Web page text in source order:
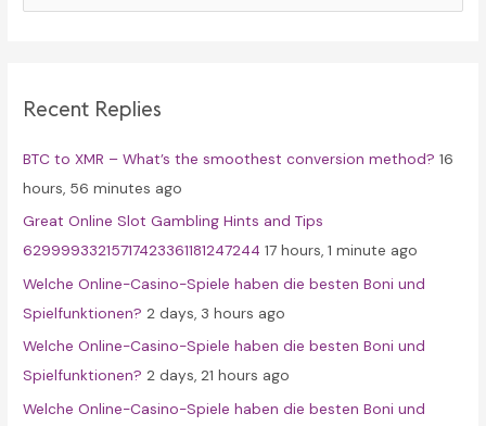
h
o
r
:
Recent Replies
BTC to XMR – What’s the smoothest conversion method? 16
hours, 56 minutes ago
Great Online Slot Gambling Hints and Tips
62999933215717423361181247244 17 hours, 1 minute ago
Welche Online-Casino-Spiele haben die besten Boni und
Spielfunktionen? 2 days, 3 hours ago
Welche Online-Casino-Spiele haben die besten Boni und
Spielfunktionen? 2 days, 21 hours ago
Welche Online-Casino-Spiele haben die besten Boni und